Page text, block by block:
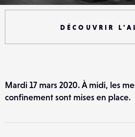
DÉCOUVRIR
Mardi 17 mars 2020. À midi, les
confinement sont mises en place.